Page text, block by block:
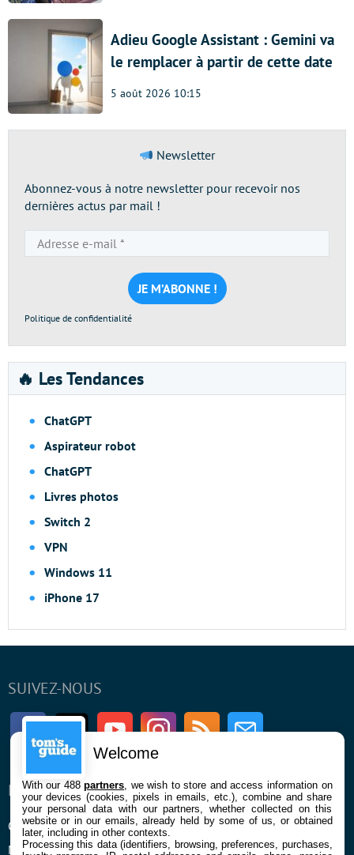
Adieu Google Assistant : Gemini va
le remplacer à partir de cette date
5 août 2026 10:15
Newsletter
Abonnez-vous à notre newsletter pour recevoir nos
dernières actus par mail !
e-
mail
*
Politique de confidentialité
🔥 Les Tendances
ChatGPT
Aspirateur robot
ChatGPT
Livres photos
Switch 2
VPN
Windows 11
iPhone 17
SUIVEZ-NOUS
FacebookTwitter Youtube InstagramRSS Newsletter
ENTREPRISE
Qui sommes nous
Mentions légales et CGU
À PROPOS
La rédaction
Contact
Welcome
With our 488partners , we wish to store and access information on
your devices (cookies, pixels in emails, etc.), combine and share
your personal data with our partners, whether collected on this
website or in our emails, already held by some of us, or obtained
later, including in other contexts.
Processing this data (identifiers, browsing, preferences, purchases,